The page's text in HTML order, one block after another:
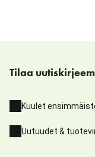
Tilaa
Kuulet
Uutuudet &